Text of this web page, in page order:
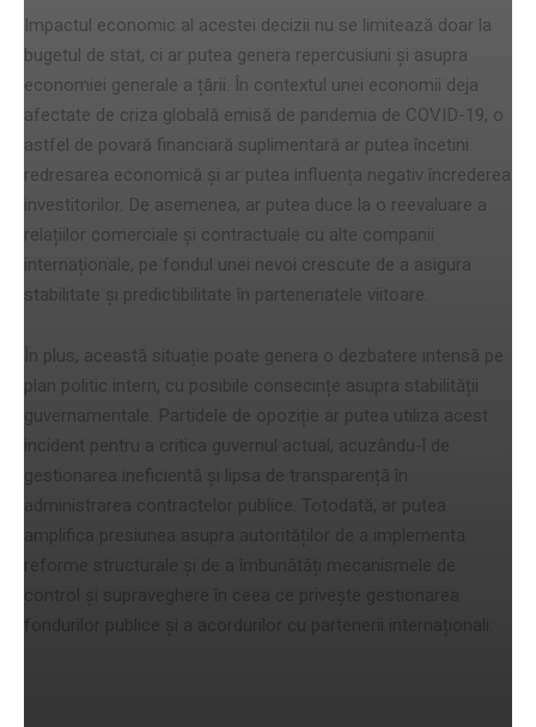
Impactul economic al acestei decizii nu se limitează doar la
bugetul de stat, ci ar putea genera repercusiuni și asupra
economiei generale a țării. În contextul unei economii deja
afectate de criza globală emisă de pandemia de COVID-19, o
astfel de povară financiară suplimentară ar putea încetini
redresarea economică și ar putea influența negativ încrederea
investitorilor. De asemenea, ar putea duce la o reevaluare a
relațiilor comerciale și contractuale cu alte companii
internaționale, pe fondul unei nevoi crescute de a asigura
stabilitate și predictibilitate în parteneriatele viitoare.
În plus, această situație poate genera o dezbatere intensă pe
plan politic intern, cu posibile consecințe asupra stabilității
guvernamentale. Partidele de opoziție ar putea utiliza acest